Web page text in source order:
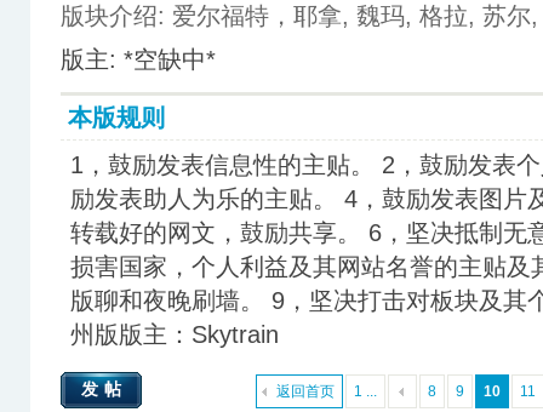
版块介绍: 爱尔福特，耶拿, 魏玛, 格拉, 苏
版主: *空缺中*
本版规则
1，鼓励发表信息性的主贴。 2，鼓励发表
励发表助人为乐的主贴。 4，鼓励发表图片
转载好的网文，鼓励共享。 6，坚决抵制无
损害国家，个人利益及其网站名誉的主贴
版聊和夜晚刷墙。 9，坚决打击对板块及其
州版版主：Skytrain
1 ... 8 9 10 11
返回首页
发帖